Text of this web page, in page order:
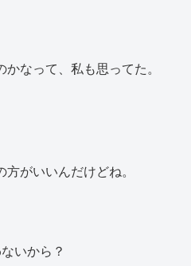
なって、私も思ってた。
がいいんだけどね。
いから？